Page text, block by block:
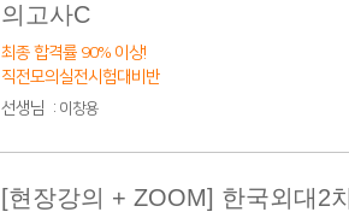
의고사C
최종 합격률 90% 이상!
직전모의실전시험대비반
선생님 : 이창용
[현장강의 + ZOOM] 한국외대2